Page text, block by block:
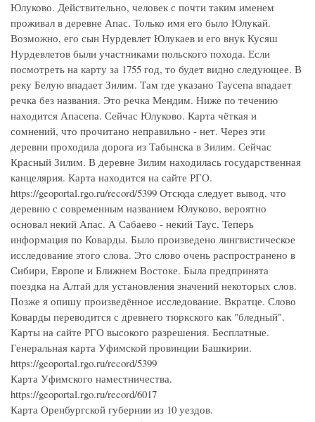
Юлуково. Действительно, человек с почти таким именем
проживал в деревне Апас. Только имя его было Юлукай.
Возможно, его сын Нурдевлет Юлукаев и его внук Кусяш
Нурдевлетов были участниками польского похода. Если
посмотреть на карту за 1755 год, то будет видно следующее. В
реку Белую впадает Зилим. Там где указано Таусепа впадает
речка без названия. Это речка Мендим. Ниже по течению
находится Апасепа. Сейчас Юлуково. Карта чёткая и
сомнений, что прочитано неправильно - нет. Через эти
деревни проходила дорога из Табынска в Зилим. Сейчас
Красный Зилим. В деревне Зилим находилась государственная
канцелярия. Карта находится на сайте РГО.
https://geoportal.rgo.ru/record/5399 Отсюда следует вывод, что
деревню с современным названием Юлуково, вероятно
основал некий Апас. А Сабаево - некий Таус. Теперь
информация по Коварды. Было произведено лингвистическое
исследование этого слова. Это слово очень распространено в
Сибири, Европе и Ближнем Востоке. Была предпринята
поездка на Алтай для установления значений некоторых слов.
Позже я опишу произведённое исследование. Вкратце. Слово
Коварды переводится с древнего тюркского как "бледный".
Карты на сайте РГО высокого разрешения. Бесплатные.
Генеральная карта Уфимской провинции Башкирии.
https://geoportal.rgo.ru/record/5399
Карта Уфимского наместничества.
https://geoportal.rgo.ru/record/6017
Карта Оренбургской губернии из 10 уездов.